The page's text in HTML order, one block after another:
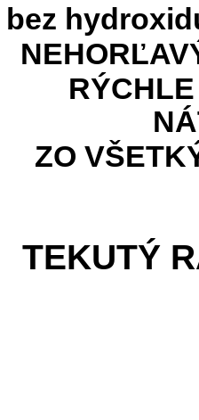
bez
ZO
TEKUTÝ